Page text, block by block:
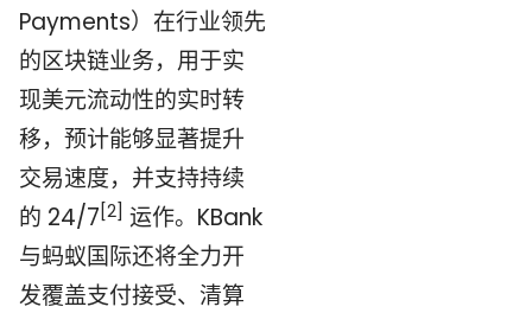
Payments）在行业领先
的区块链业务，用于实
现美元流动性的实时转
移，预计能够显著提升
交易速度，并支持持续
的 24/7 [2] 运作。KBank
与蚂蚁国际还将全力开
发覆盖支付接受、清算